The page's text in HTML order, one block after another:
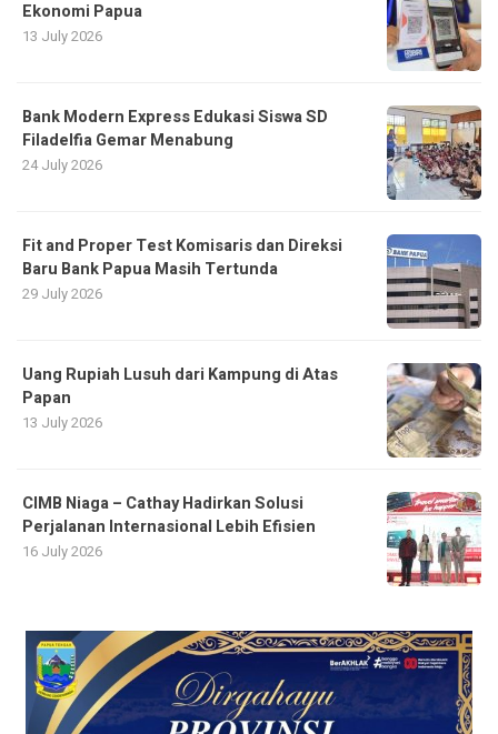
Ekonomi Papua
13 July 2026
Bank Modern Express Edukasi Siswa SD
Filadelfia Gemar Menabung
24 July 2026
Fit and Proper Test Komisaris dan Direksi
Baru Bank Papua Masih Tertunda
29 July 2026
Uang Rupiah Lusuh dari Kampung di Atas
Papan
13 July 2026
CIMB Niaga – Cathay Hadirkan Solusi
Perjalanan Internasional Lebih Efisien
16 July 2026